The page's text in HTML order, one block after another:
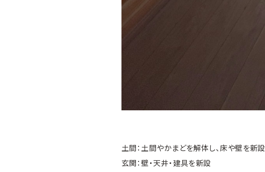
土間：土間やかまどを解体し、床や壁を新設
玄関：壁・天井・建具を新設